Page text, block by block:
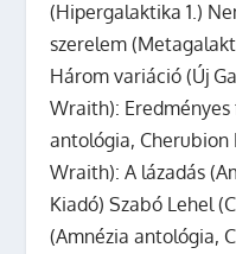
(Hipergalaktika 1.)
szerelem
Három variáció (Új
Wraith):
antológia, Cherubion
Wraith): A lázadás
Kiadó) Szabó Lehel
(Amnézia antológia,